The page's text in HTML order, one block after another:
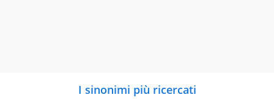
I sinonimi più ricercati